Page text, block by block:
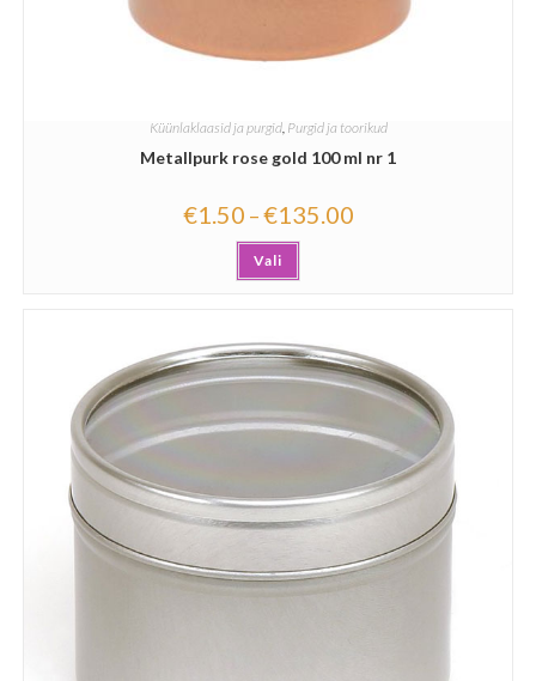
Küünlaklaasid ja purgid, Purgid ja toorikud
Metallpurk rose gold 100 ml nr 1
€1.50 –€135.00
Vali